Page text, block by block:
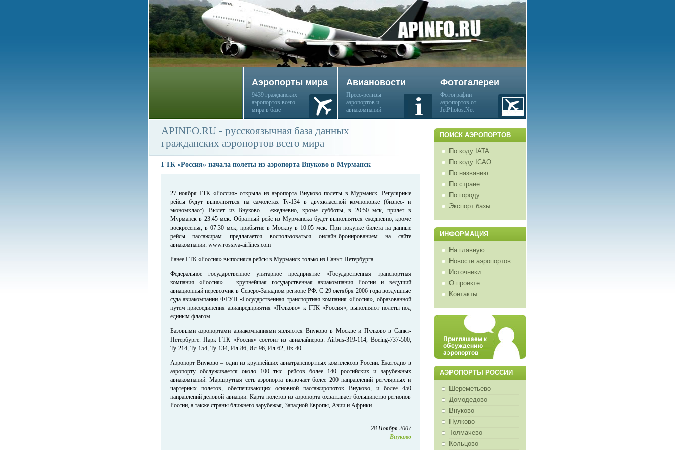
Аэропорты мира
9439 гражданских
аэропортов всего
мира в базе
Авиановости
Пресс-релизы
аэропортов и
авиакомпаний
Фотогалереи
Фотографии
аэропортов от
JetPhotos.Net
ПОИСК АЭРОПОРТОВ
По коду IATA
По коду ICAO
По названию
По стране
По городу
Экспорт базы
ИНФОРМАЦИЯ
На главную
Новости аэропортов
Источники
О проекте
Контакты
АЭРОПОРТЫ РОССИИ
Шереметьево
Домодедово
Внуково
Пулково
Толмачево
Кольцово
APINFO.RU - русскоязычная база данных
гражданских аэропортов всего мира
ГТК «Россия» начала полеты из аэропорта Внуково в Мурманск
27 ноября ГТК «Россия» открыла из аэропорта Внуково полеты в Мурманск. Регулярные
рейсы будут выполняться на самолетах Ту-134 в двухклассной компоновке (бизнес- и
экономкласс). Вылет из Внуково – ежедневно, кроме субботы, в 20:50 мск, прилет в
Мурманск в 23:45 мск. Обратный рейс из Мурманска будет выполняться ежедневно, кроме
воскресенья, в 07:30 мск, прибытие в Москву в 10:05 мск. При покупке билета на данные
рейсы пассажирам предлагается воспользоваться онлайн-бронированием на сайте
авиакомпании: www.rossiya-airlines.com
Ранее ГТК «Россия» выполняла рейсы в Мурманск только из Санкт-Петербурга.
Федеральное государственное унитарное предприятие «Государственная транспортная
компания «Россия» – крупнейшая государственная авиакомпания России и ведущий
авиационный перевозчик в Северо-Западном регионе РФ. С 29 октября 2006 года воздушные
суда авиакомпании ФГУП «Государственная транспортная компания «Россия», образованной
путем присоединения авиапредприятия «Пулково» к ГТК «Россия», выполняют полеты под
единым флагом.
Базовыми аэропортами авиакомпаниями являются Внуково в Москве и Пулково в Санкт-
Петербурге. Парк ГТК «Россия» состоит из авиалайнеров: Airbus-319-114, Boeing-737-500,
Ту-214, Ту-154, Ту-134, Ил-86, Ил-96, Ил-62, Як-40.
Аэропорт Внуково – один из крупнейших авиатранспортных комплексов России. Ежегодно в
аэропорту обслуживается около 100 тыс. рейсов более 140 российских и зарубежных
авиакомпаний. Маршрутная сеть аэропорта включает более 200 направлений регулярных и
чартерных полетов, обеспечивающих основной пассажиропоток Внуково, и более 450
направлений деловой авиации. Карта полетов из аэропорта охватывает большинство регионов
России, а также страны ближнего зарубежья, Западной Европы, Азии и Африки.
28 Ноября 2007
Внуково